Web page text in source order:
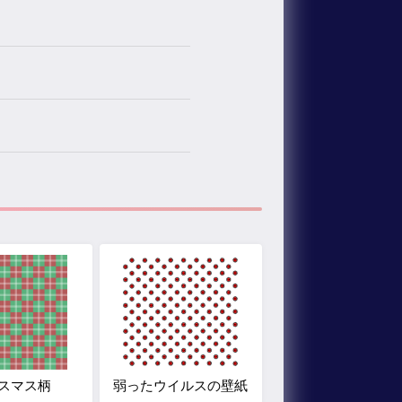
マス柄 弱ったウイルスの壁紙